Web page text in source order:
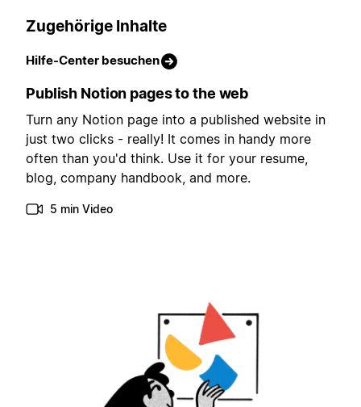
Zugehörige Inhalte
Hilfe-Center besuchen
Publish Notion pages to the web
Turn any Notion page into a published website in
just two clicks - really! It comes in handy more
often than you'd think. Use it for your resume,
blog, company handbook, and more.
5 min Video